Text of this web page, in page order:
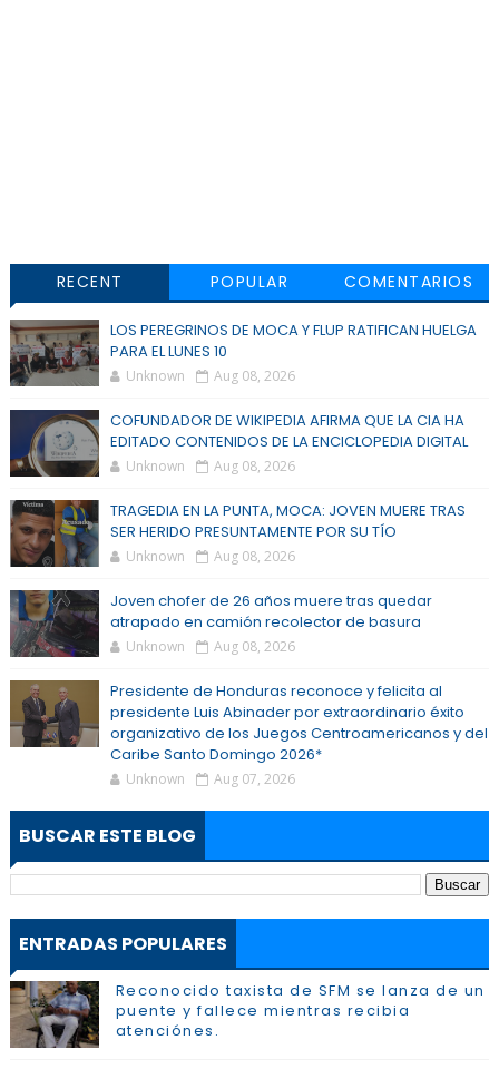
RECENT POPULAR COMENTARIOS
LOS PEREGRINOS DE MOCA Y FLUP RATIFICAN HUELGA
PARA EL LUNES 10
Unknown Aug 08, 2026
COFUNDADOR DE WIKIPEDIA AFIRMA QUE LA CIA HA
EDITADO CONTENIDOS DE LA ENCICLOPEDIA DIGITAL
Unknown Aug 08, 2026
TRAGEDIA EN LA PUNTA, MOCA: JOVEN MUERE TRAS
SER HERIDO PRESUNTAMENTE POR SU TÍO
Unknown Aug 08, 2026
Joven chofer de 26 años muere tras quedar
atrapado en camión recolector de basura
Unknown Aug 08, 2026
Presidente de Honduras reconoce y felicita al
presidente Luis Abinader por extraordinario éxito
organizativo de los Juegos Centroamericanos y del
Caribe Santo Domingo 2026*
Unknown Aug 07, 2026
BUSCAR ESTE BLOG
ENTRADAS POPULARES
Reconocido taxista de SFM se lanza de un
puente y fallece mientras recibia
atenciónes.